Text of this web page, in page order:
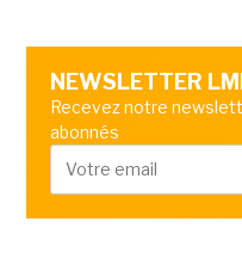
NEWSLETTER LMI
Recevez notre
abonnés